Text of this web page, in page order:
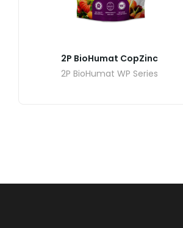
2P BioHumat CopZinc
2P BioHumat WP Series